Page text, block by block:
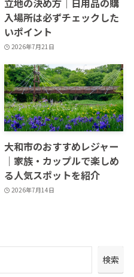
立地の決め方｜日用品の購
入場所は必ずチェックした
いポイント
2026年7月21日
大和市のおすすめレジャー
｜家族・カップルで楽しめ
る人気スポットを紹介
2026年7月14日
検索